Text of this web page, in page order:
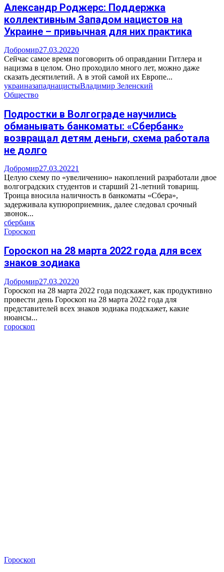
Александр Роджерс: Поддержка
коллективным Западом нацистов на
Украине – привычная для них практика
Добромир27.03.20220
Сейчас самое время поговорить об оправдании Гитлера и
нацизма в целом. Оно проходило много лет, можно даже
сказать десятилетий. А в этой самой их Европе...
украиназападнацистыВладимир Зеленский
Общество
Подростки в Волгограде научились
обманывать банкоматы: «Сбербанк»
возвращал детям деньги, схема работала
не долго
Добромир27.03.20221
Целую схему по «увеличению» накоплений разработали двое
волгоградских студентов и старший 21-летний товарищ.
Троица вносила наличность в банкоматы «Сбера»,
задерживала купюроприемник, далее следовал срочный
звонок...
сбербанк
Гороскоп
Гороскоп на 28 марта 2022 года для всех
знаков зодиака
Добромир27.03.20220
Гороскоп на 28 марта 2022 года подскажет, как продуктивно
провести день Гороскоп на 28 марта 2022 года для
представителей всех знаков зодиака подскажет, какие
нюансы...
гороскоп
Гороскоп